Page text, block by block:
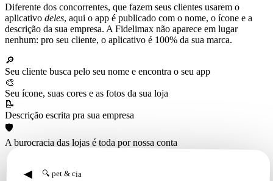
Diferente dos concorrentes, que fazem seus clientes usarem o
aplicativo deles, aqui o app é publicado com o nome, o ícone e a
descrição da sua empresa. A Fidelimax não aparece em lugar
nenhum: pro seu cliente, o aplicativo é 100% da sua marca.
🔎
Seu cliente busca pelo seu nome e encontra o seu app
🎨
Seu ícone, suas cores e as fotos da sua loja
📝
Descrição escrita pra sua empresa
🛡️
A burocracia das lojas é toda por nossa conta
◀ 🔍 pet & cia